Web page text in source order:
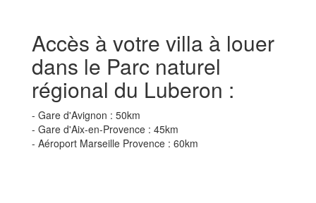
Accès à votre villa à louer
dans le Parc naturel
régional du Luberon :
- Gare d'Avignon : 50km
- Gare d'Aix-en-Provence : 45km
- Aéroport Marseille Provence : 60km